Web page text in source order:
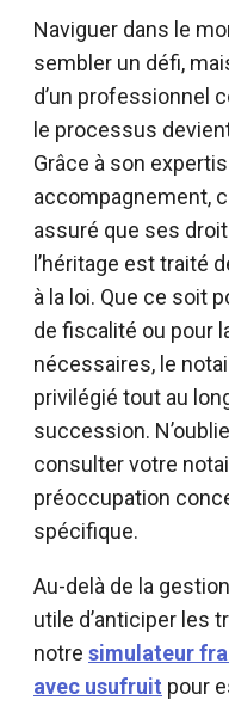
Naviguer dans le
sembler un défi,
d’un professionnel
le processus
Grâce à son
accompagnement,
assuré que ses
l’héritage est traité
à la loi. Que ce soit
de fiscalité ou pour
nécessaires, le
privilégié tout au
succession.
consulter votre
préoccupation
spécifique.
Au-delà de la
utile d’anticiper les
notre simulateur
avec usufruit pour